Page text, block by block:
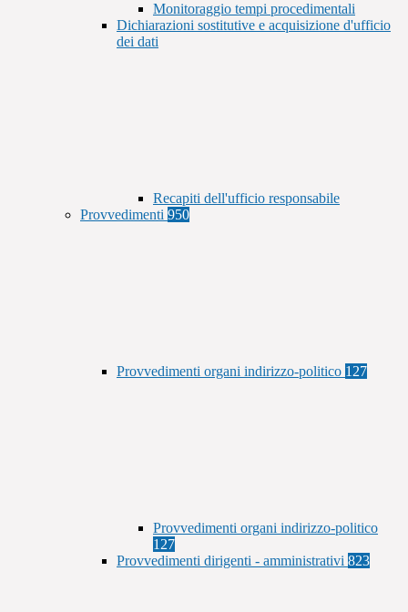
Monitoraggio tempi procedimentali
Dichiarazioni sostitutive e acquisizione d'ufficio
dei dati
Recapiti dell'ufficio responsabile
Provvedimenti 950
Provvedimenti organi indirizzo-politico 127
Provvedimenti organi indirizzo-politico
127
Provvedimenti dirigenti - amministrativi 823